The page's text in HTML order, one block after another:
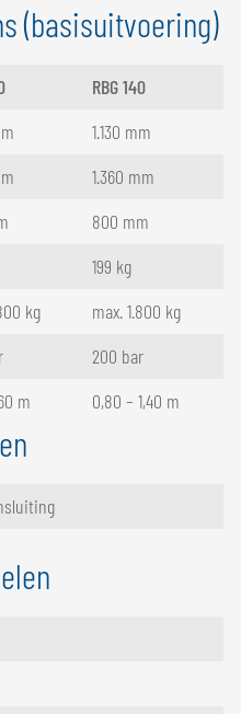
(basisuitvoering)
RBG 140
1.130 mm
1.360 mm
800 mm
199 kg
kg
max. 1.800 kg
200 bar
m 0,80 – 1,40 m